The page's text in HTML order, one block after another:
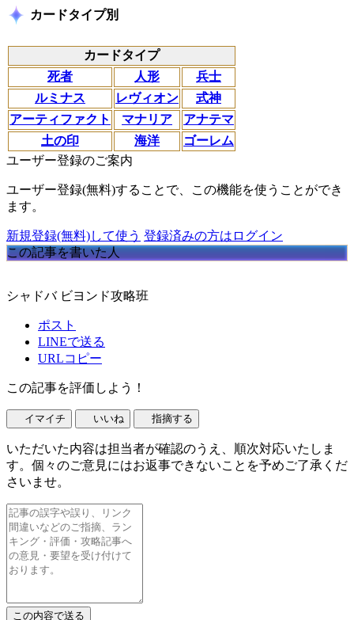
カードタイプ別
カードタイプ
死者
人形
兵士
ルミナス
レヴィオン
式神
アーティファクト
マナリア
アナテマ
土の印
海洋
ゴーレム
ユーザー登録のご案内
ユーザー登録(無料)することで、この機能を使うことができ
ます。
新規登録(無料)して使う 登録済みの方はログイン
この記事を書いた人
シャドバ ビヨンド攻略班
ポスト
LINEで送る
URLコピー
この記事を評価しよう！
イマイチ いいね 指摘する
いただいた内容は担当者が確認のうえ、順次対応いたしま
す。個々のご意見にはお返事できないことを予めご了承くだ
さいませ。